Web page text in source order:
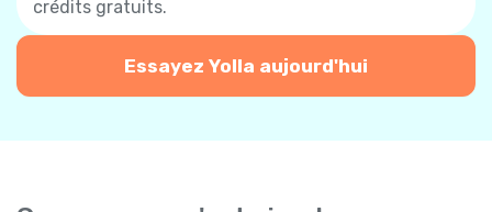
crédits gratuits.
Essayez Yolla aujourd'hui